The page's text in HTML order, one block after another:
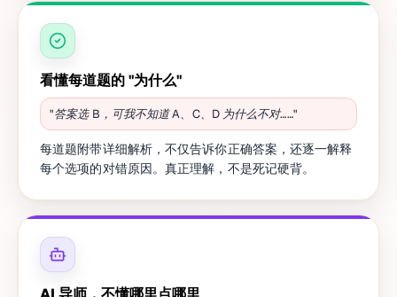
看懂每道题的 "为什么"
"答案选 B，可我不知道 A、C、D 为什么不对……"
每道题附带详细解析，不仅告诉你正确答案，还逐一解释
每个选项的对错原因。真正理解，不是死记硬背。